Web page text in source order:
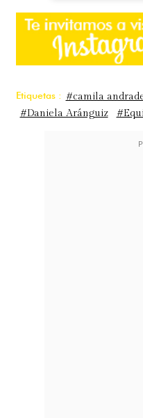
Etiquetas : #camila
#Daniela Aránguiz